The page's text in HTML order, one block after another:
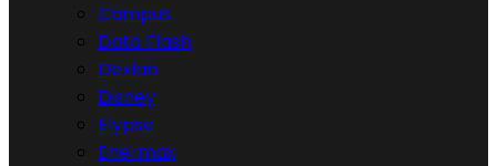
Campus
Data Flash
Dexlan
Disney
Elypse
Enermax